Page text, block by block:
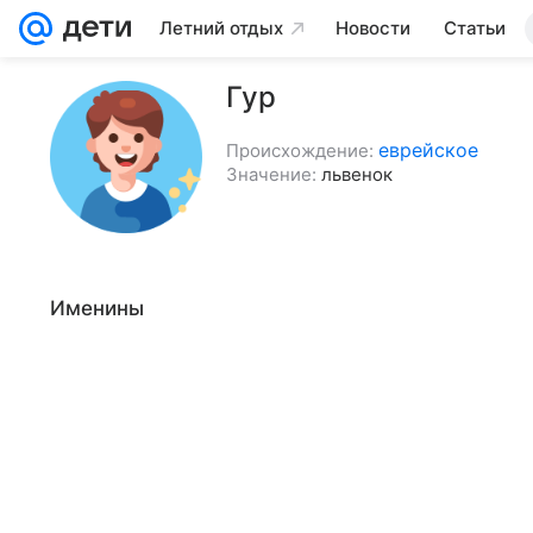
Летний отдых Новости Статьи
Гур
Происхождение: еврейское
Значение: львенок
Именины